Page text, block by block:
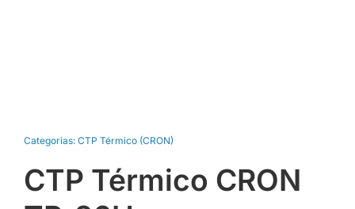
Categorias: CTP Térmico (CRON)
CTP Térmico CRON